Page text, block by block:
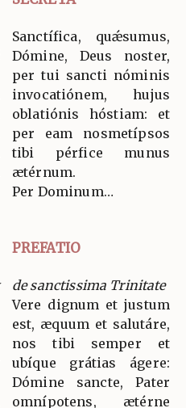
Sanctífica, quǽsumus,
Dómine, Deus noster,
per tui sancti nóminis
invocatiónem, hujus
oblatiónis hóstiam: et
per eam nosmetípsos
tibi pérfice munus
ætérnum.
Per Dominum…
PREFATIO
de sanctissima Trinitate
Vere dignum et justum
est, æquum et salutáre,
nos tibi semper et
ubíque grátias ágere:
Dómine sancte, Pater
omnípotens, ætérne